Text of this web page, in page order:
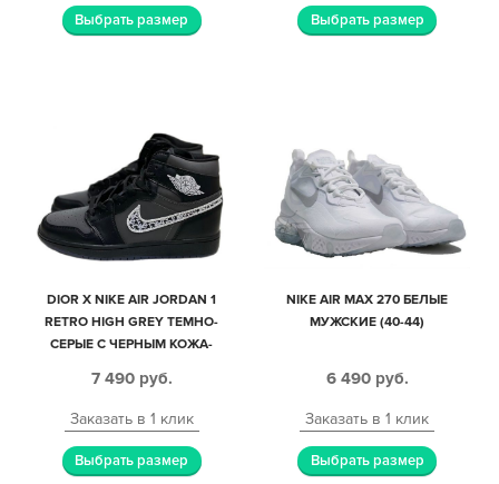
Выбрать размер Выбрать размер
DIOR X NIKE AIR JORDAN 1
RETRO HIGH GREY ТЕМНО-
СЕРЫЕ С ЧЕРНЫМ КОЖА-
7 490 руб.
Заказать в 1 клик
Выбрать размер
NIKE AIR MAX 270 БЕЛЫЕ
МУЖСКИЕ (40-44)
6 490 руб.
Заказать в 1 клик
Выбрать размер